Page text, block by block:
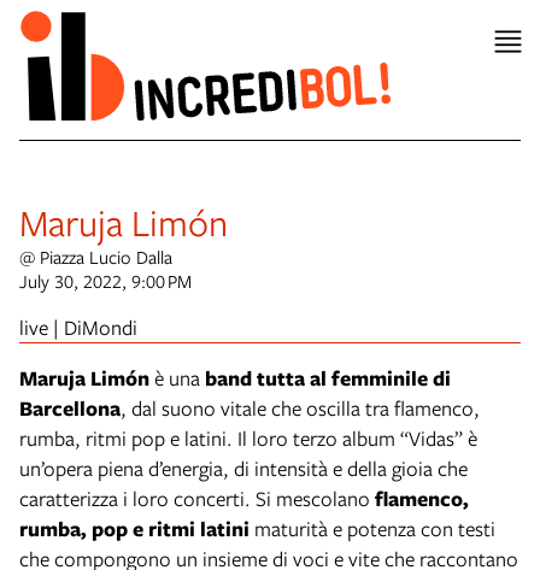
Maruja Limón
@ Piazza Lucio Dalla
July 30, 2022, 9:00 PM
live | DiMondi
Maruja Limónè una band tutta al femminile di
Barcellona, dal suono vitale che oscilla tra flamenco,
rumba, ritmi pop e latini. Il loro terzo album “Vidas” è
un’opera piena d’energia, di intensità e della gioia che
caratterizza i loro concerti. Si mescolano flamenco,
rumba, pop e ritmi latini maturità e potenza con testi
che compongono un insieme di voci e vite che raccontano